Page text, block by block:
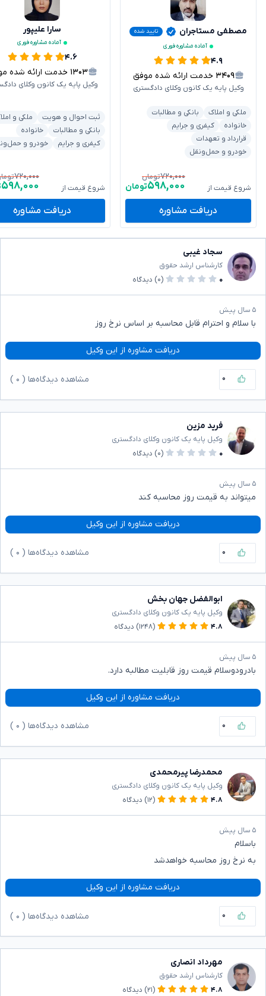
مصطفی مستاجران
تایید شده
آماده مشاوره فوری
۴.۹
۳۴۰۹ خدمت ارائه شده موفق
وکیل پایه یک کانون وکلای دادگستری
ملکی و املاک
بانکی و مطالبات
خانواده
کیفری و جرایم
قرارداد و تعهدات
خودرو و حمل‌ونقل
شروع قیمت از
۷۲۰,۰۰۰تومان
۵۹۸,۰۰۰تومان
دریافت مشاوره
سارا علیپور
آماده مشاوره فوری
۴.۶
۱۳۰۳ خدمت ارائه شده موفق
وکیل پایه یک کانون وکلای
ثبت احوال و هویت
ملکی و
بانکی و مطالبات
خانواده
کیفری و جرایم
خودرو و
شروع قیمت از
۷۲۰,۰۰۰
۵۹۸,۰۰۰
دریافت مشاوره
سجاد غیبی
کارشناس ارشد حقوق
۰
(۰) دیدگاه
۵ سال پیش
با سلام و احترام قابل محاسبه بر اساس نرخ روز
دریافت مشاوره از این وکیل
۰ مشاهده دیدگاه‌ها ( ۰
فرید مزین
وکیل پایه یک کانون وکلای دادگستری
۰
(۰) دیدگاه
۵ سال پیش
میتواند به قیمت روز محاسبه کند
دریافت مشاوره از این وکیل
۰ مشاهده دیدگاه‌ها ( ۰
ابوالفضل جهان بخش
وکیل پایه یک کانون وکلای دادگستری
۴.۸
(۱۲۴۸) دیدگاه
۵ سال پیش
بادرودوسلام قیمت روز قابلیت مطالبه دارد.
دریافت مشاوره از این وکیل
۰ مشاهده دیدگاه‌ها ( ۰
محمدرضا پیرمحمدی
وکیل پایه یک کانون وکلای دادگستری
۴.۸
(۱۲) دیدگاه
۵ سال پیش
باسلام
به نرخ روز محاسبه خواهدشد
دریافت مشاوره از این وکیل
۰ مشاهده دیدگاه‌ها ( ۰
مهرداد انصاری
کارشناس ارشد حقوق
۴.۸
(۲۱) دیدگاه